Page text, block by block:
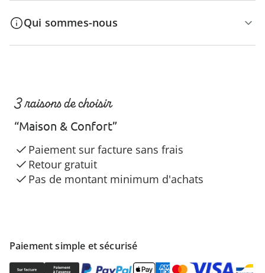
Qui sommes-nous
Paiement simple et sécurisé
3 raisons de choisir
“Maison & Confort”
Paiement sur facture sans frais
Retour gratuit
Pas de montant minimum d'achats